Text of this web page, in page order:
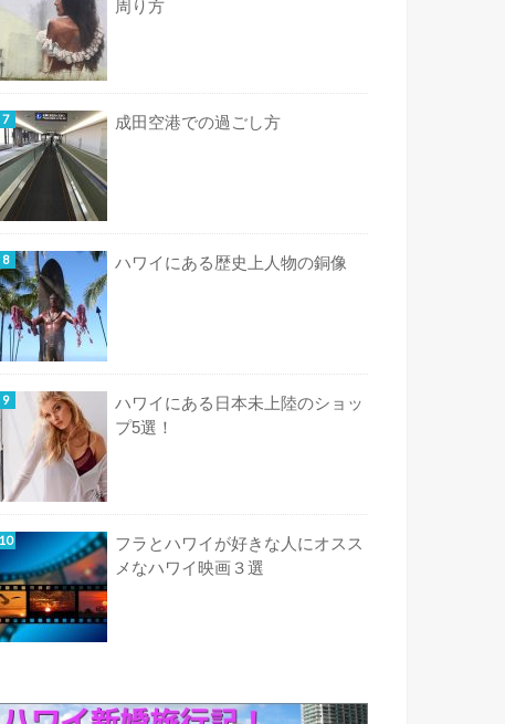
周り方
成田空港での過ごし方
ハワイにある歴史上人物の銅像
ハワイにある日本未上陸のショッ
プ5選！
フラとハワイが好きな人にオスス
メなハワイ映画３選